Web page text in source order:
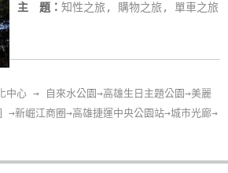
主 題： 知性之旅, 購物之旅, 單車之旅
中心 → 自來水公園→高雄生日主題公園→美麗
→新崛江商圈→高雄捷運中央公園站→城市光廊→